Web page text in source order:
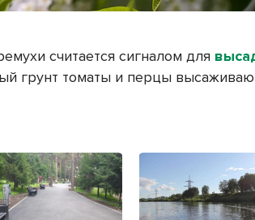
считается сигналом для
грунт томаты и перцы